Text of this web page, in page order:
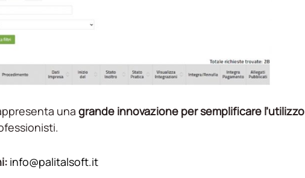
una grande innovazione per semplificare l’utilizzo
info@palitalsoft.it